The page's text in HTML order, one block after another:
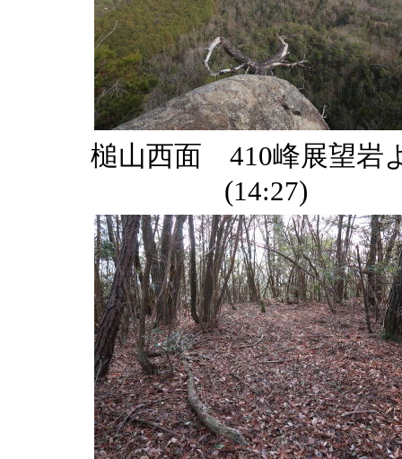
槌山西面 410峰展望岩
(14:27)